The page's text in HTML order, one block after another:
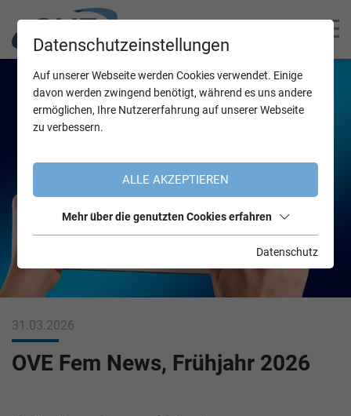
31.03.2026
OVE Fem News, Frühjahr 2026
Datenschutzeinstellungen
Auf unserer Webseite werden Cookies verwendet. Einige
davon werden zwingend benötigt, während es uns andere
ermöglichen, Ihre Nutzererfahrung auf unserer Webseite
zu verbessern.
ALLE AKZEPTIEREN
Mehr über die genutzten Cookies erfahren
Datenschutz